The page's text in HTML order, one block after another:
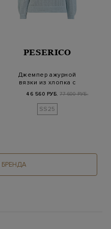
PESERICO
Джемпер ажурной
вязки из хлопка с
пайетками
46 560 РУБ. 77 600 РУБ.
SS25